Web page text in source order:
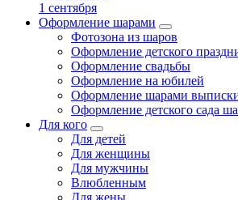
1 сентября
Оформление шарами
Фотозона из шаров
Оформление детского
Оформление свадьбы
Оформление на юбилей
Оформление шарами
Оформление детского сада
Для кого
Для детей
Для женщины
Для мужчины
Влюбленным
Для жены